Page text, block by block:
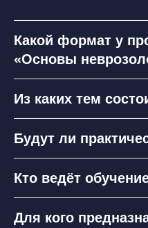
Какой формат у
«Основы
Из каких тем
Будут ли
Кто ведёт
Для кого